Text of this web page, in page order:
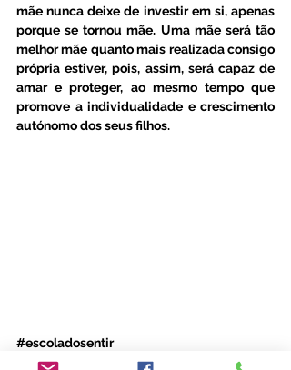
mãe nunca deixe de investir em si, apenas
porque se tornou mãe. Uma mãe será tão
melhor mãe quanto mais realizada consigo
própria estiver, pois, assim, será capaz de
amar e proteger, ao mesmo tempo que
promove a individualidade e crescimento
autónomo dos seus filhos.
#escoladosentir
#maternidade